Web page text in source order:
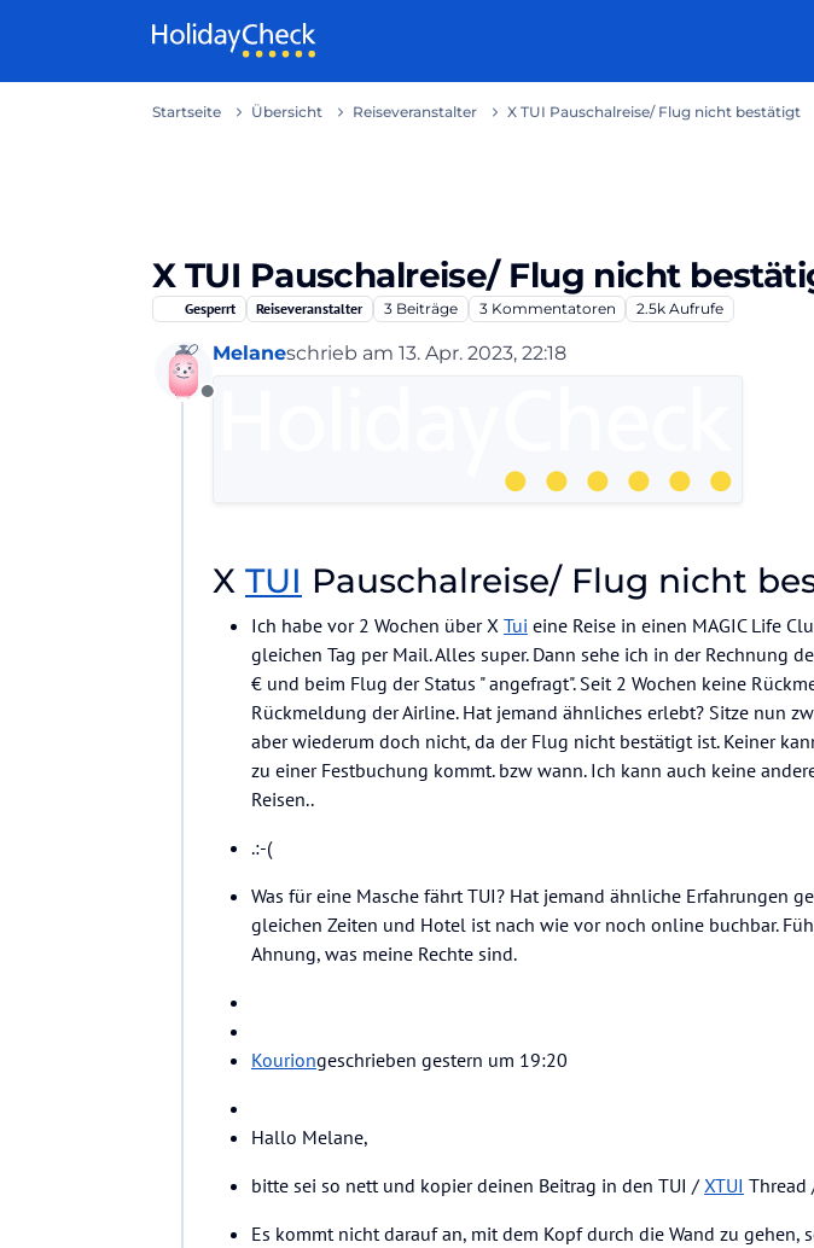
Startseite Übersicht Reiseveranstalter X TUI Pauschalreise/ Flug nicht bestätigt
X TUI Pauschalreise/ Flug nicht
Gesperrt Reiseveranstalter 3 Beiträge 3 Kommentatoren 2.5k Aufrufe
Offline
Melaneschrieb am 13. Apr. 2023, 22:18
zuletzt editiert von
X TUI Pauschalreise/ Flug nicht
Ich habe vor 2 Wochen über X Tui eine Reise in einen MAGIC Life
gleichen Tag per Mail. Alles super. Dann sehe ich in der Rechnung
€ und beim Flug der Status " angefragt". Seit 2 Wochen keine
Rückmeldung der Airline. Hat jemand ähnliches erlebt? Sitze nun
aber wiederum doch nicht, da der Flug nicht bestätigt ist. Keiner
zu einer Festbuchung kommt. bzw wann. Ich kann auch keine
Reisen..
.:-(
Was für eine Masche fährt TUI? Hat jemand ähnliche Erfahrungen
gleichen Zeiten und Hotel ist nach wie vor noch online buchbar.
Ahnung, was meine Rechte sind.
Kouriongeschrieben gestern um 19:20
Hallo Melane,
bitte sei so nett und kopier deinen Beitrag in den TUI / XTUI Thread
Es kommt nicht darauf an, mit dem Kopf durch die Wand zu gehen,